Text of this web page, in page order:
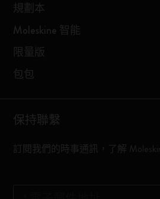
規劃本
Moleskine 智能
限量版
包包
保持聯繫
訂閱我們的時事通訊，了解